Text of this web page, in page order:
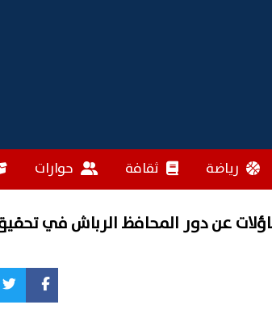
رياضة ثقافة حوارات
عن دور المحافظ الرباش في